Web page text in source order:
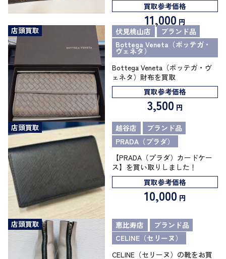
買取参考価格
11,000 円
店頭買取
伏見桃山店
ブランド品
Bottega Veneta（ボッテガ・
ヴェネタ）
Bottega Veneta（ボッテガ・ヴ
ェネタ）財布を買取
買取参考価格
3,500 円
店頭買取
越谷店
ブランド品
PRADA（プラダ）
【PRADA（プラダ）カードケー
ス】を買い取りしました！
買取参考価格
10,000 円
店頭買取 恵比寿店
ブランド品
CELINE（セリーヌ）
CELINE（セリーヌ）の靴をお買